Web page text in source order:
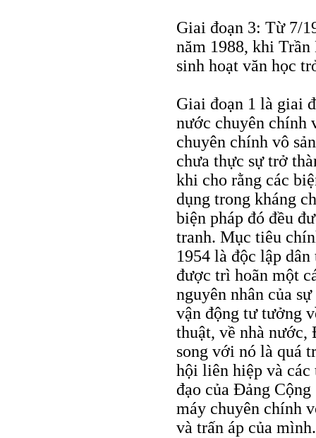
Giai đoạn 3: Từ 7/
năm 1988, khi
sinh hoạt văn học
Giai đoạn 1 là giai
nước chuyên chính
chuyên chính vô
chưa thực sự trở
khi cho rằng các
dụng trong kháng
biện pháp đó đều
tranh. Mục tiêu
1954 là độc lập
được trì hoãn một
nguyên nhân của
vận động tư tưởng
thuật, về nhà nước,
song với nó là quá
hội liên hiệp và
đạo của Đảng
máy chuyên chính
và trấn áp của mình.